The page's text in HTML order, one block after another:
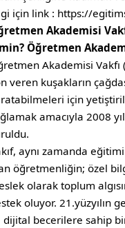
için link : https://
Akademisi
Öğretmen
Akademisi
veren kuşakların
için
amacıyla 2008
aynı zamanda
öğretmenliğin; özel
olarak toplum
oluyor. 21.yüzyılın
dijital becerilere sahip